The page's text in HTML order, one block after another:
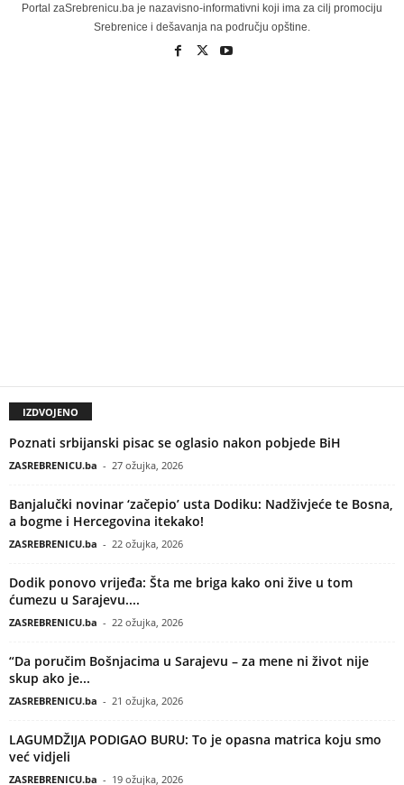
Portal zaSrebrenicu.ba je nazavisno-informativni koji ima za cilj promociju
Srebrenice i dešavanja na području opštine.
IZDVOJENO
Poznati srbijanski pisac se oglasio nakon pobjede BiH
ZASREBRENICU.ba - 27 ožujka, 2026
Banjalučki novinar ‘začepio’ usta Dodiku: Nadživjeće te Bosna,
a bogme i Hercegovina itekako!
ZASREBRENICU.ba - 22 ožujka, 2026
Dodik ponovo vrijeđa: Šta me briga kako oni žive u tom
ćumezu u Sarajevu....
ZASREBRENICU.ba - 22 ožujka, 2026
“Da poručim Bošnjacima u Sarajevu – za mene ni život nije
skup ako je...
ZASREBRENICU.ba - 21 ožujka, 2026
LAGUMDŽIJA PODIGAO BURU: To je opasna matrica koju smo
već vidjeli
ZASREBRENICU.ba - 19 ožujka, 2026